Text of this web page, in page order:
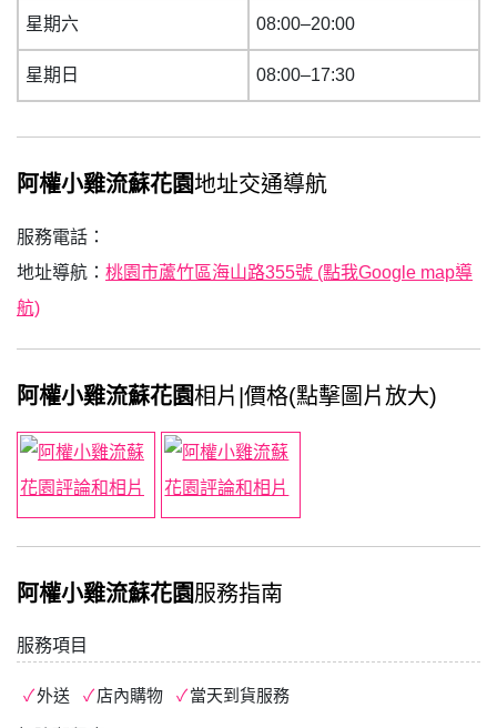
星期六 08:00–20:00
星期日 08:00–17:30
阿權小雞流蘇花園地址交通導航
服務電話：
地址導航： 桃園市蘆竹區海山路355號 (點我Google map導
航)
阿權小雞流蘇花園相片|價格(點擊圖片放大)
阿權小雞流蘇花園服務指南
服務項目
外送 店內購物 當天到貨服務